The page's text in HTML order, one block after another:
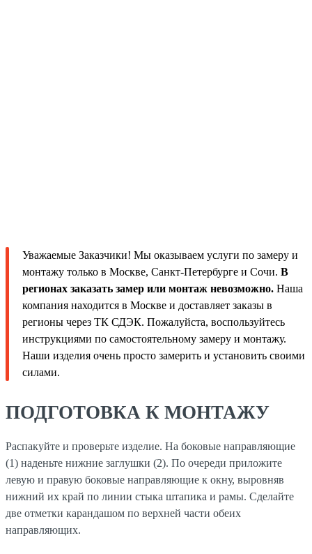
Уважаемые Заказчики! Мы оказываем услуги по замеру и
монтажу только в Москве, Санкт-Петербурге и Сочи. В
регионах заказать замер или монтаж невозможно. Наша
компания находится в Москве и доставляет заказы в
регионы через ТК СДЭК. Пожалуйста, воспользуйтесь
инструкциями по самостоятельному замеру и монтажу.
Наши изделия очень просто замерить и установить своими
силами.
ПОДГОТОВКА К МОНТАЖУ
Распакуйте и проверьте изделие. На боковые направляющие
(1) наденьте нижние заглушки (2). По очереди приложите
левую и правую боковые направляющие к окну, выровняв
нижний их край по линии стыка штапика и рамы. Сделайте
две отметки карандашом по верхней части обеих
направляющих.